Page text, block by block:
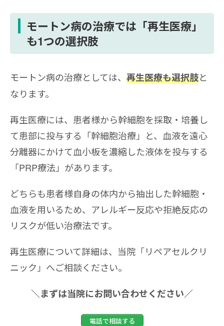
モートン病の治療では「再生医療」
も1つの選択肢
モートン病の治療としては、 再生医療も選択肢と
なります。
再生医療には、患者様から幹細胞を採取・培養し
て患部に投与する「幹細胞治療」と、血液を遠心
分離器にかけて血小板を濃縮した液体を投与する
「PRP療法」があります。
どちらも患者様自身の体内から抽出した幹細胞・
血液を用いるため、アレルギー反応や拒絶反応の
リスクが低い治療法です。
再生医療について詳細は、当院「リペアセルクリ
ニック」へご相談ください。
＼まずは当院にお問い合わせください／
電話で相談する